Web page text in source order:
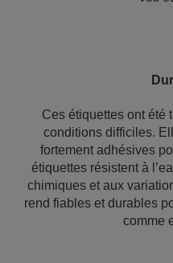
Ces étiquettes ont été
conditions difficiles.
fortement adhésives
étiquettes résistent à
chimiques et aux
rend fiables et durables
comme